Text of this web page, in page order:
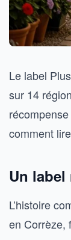
Le label
sur 14
comment
Un label
L’histoire
en Corrèze,